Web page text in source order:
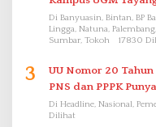
Di Banyuasin, Bintan, BP
Lingga, Natuna,
Sumbar, Tokoh
17830
3
UU Nomor 20 Tahun
PNS dan PPPK
Di Headline, Nasional,
Dilihat